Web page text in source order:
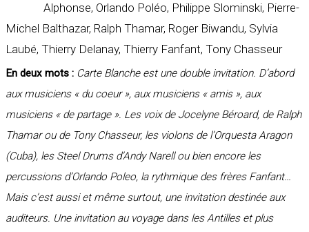
Alphonse, Orlando Poléo, Philippe Slominski, Pierre-
Michel Balthazar, Ralph Thamar, Roger Biwandu, Sylvia
Laubé, Thierry Delanay, Thierry Fanfant, Tony Chasseur
En deux mots : Carte Blanche est une double invitation. D’abord
aux musiciens « du coeur », aux musiciens « amis », aux
musiciens « de partage ». Les voix de Jocelyne Béroard, de Ralph
Thamar ou de Tony Chasseur, les violons de l’Orquesta Aragon
(Cuba), les Steel Drums d’Andy Narell ou bien encore les
percussions d’Orlando Poleo, la rythmique des frères Fanfant…
Mais c’est aussi et même surtout, une invitation destinée aux
auditeurs. Une invitation au voyage dans les Antilles et plus